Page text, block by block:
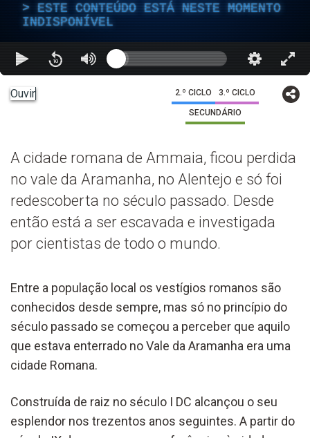
ESTE CONTEÚDO ESTÁ NESTE MOMENTO
INDISPONÍVEL
Ouvir 2.º CICLO 3.º CICLO
SECUNDÁRIO
A cidade romana de Ammaia, ficou perdida
no vale da Aramanha, no Alentejo e só foi
redescoberta no século passado. Desde
então está a ser escavada e investigada
por cientistas de todo o mundo.
Entre a população local os vestígios romanos são
conhecidos desde sempre, mas só no princípio do
século passado se começou a perceber que aquilo
que estava enterrado no Vale da Aramanha era uma
cidade Romana.
Construída de raiz no século I DC alcançou o seu
esplendor nos trezentos anos seguintes. A partir do